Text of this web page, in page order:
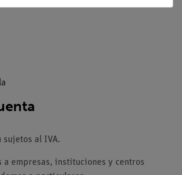
sujetos al IVA.
a empresas, instituciones y centros